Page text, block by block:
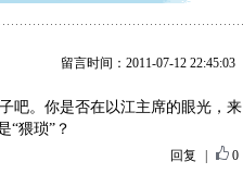
留言时间：2011-07-12 22:45:03
吧。你是否在以江主席的眼光，来
“猥琐”？
回复 0